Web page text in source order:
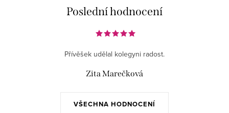
Poslední hodnocení
VŠECHNA HODNOCENÍ
Přívěšek udělal kolegyni radost.
Zita Marečková